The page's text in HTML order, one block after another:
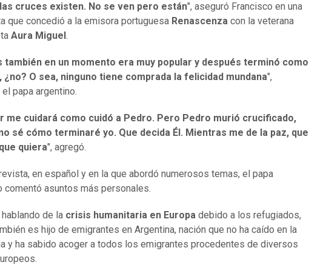
cruces existen. No se ven pero están", aseguró Francisco en una
que concedió a la emisora portuguesa Renascenza con la veterana
Aura Miguel .
también en un momento era muy popular y después terminó como
¿no? O sea, ninguno tiene comprada la felicidad mundana",
papa argentino.
me cuidará como cuidó a Pedro. Pero Pedro murió crucificado,
sé cómo terminaré yo. Que decida Él. Mientras me de la paz, que
quiera", agregó.
en español y en la que abordó numerosos temas, el papa
comentó asuntos más personales.
de la crisis humanitaria en Europa debido a los refugiados,
es hijo de emigrantes en Argentina, nación que no ha caído en la
y ha sabido acoger a todos los emigrantes procedentes de diversos